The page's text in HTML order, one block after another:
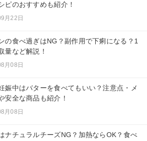
ピのおすすめも紹介！
月22日
の食べ過ぎはNG？副作用で下痢になる？1
量など解説！
月08日
娠中はバターを食べてもいい？注意点・メ
安全な商品も紹介！
月08日
ナチュラルチーズNG？加熱ならOK？食べ